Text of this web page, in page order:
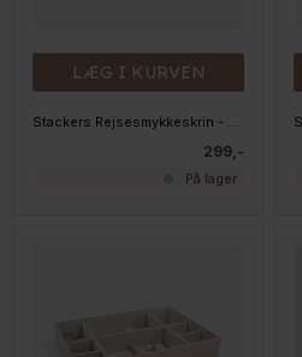
LÆG I KURVEN
299,-
På lager